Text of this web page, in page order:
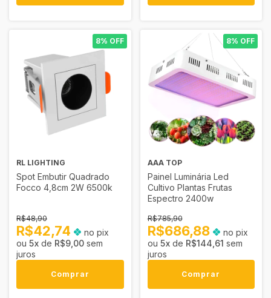
8% OFF
RL LIGHTING
Spot Embutir Quadrado
Focco 4,8cm 2W 6500k
R$48,90
R$42,74
no pix
5x de R$9,00 sem
juros
Comprar
8% OFF
AAA TOP
Painel Luminária Led
Cultivo Plantas Frutas
Espectro 2400w
R$785,90
R$686,88
no pix
5x de R$144,61 sem
juros
Comprar